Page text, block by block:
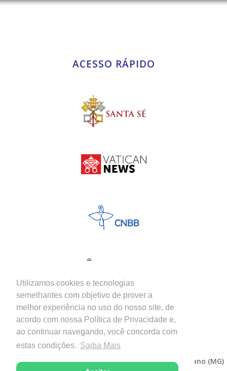
Utilizamos cookies e tecnologias
semelhantes com objetivo de prover a
melhor experiência no uso do nosso site, de
acordo com nossa Política de Privacidade e,
ao continuar navegando, você concorda com
estas condições. Saiba Mais
ACESSO RÁPIDO
Copyright © 2026 - Diocese de Itabira-Coronel Fabriciano (MG)